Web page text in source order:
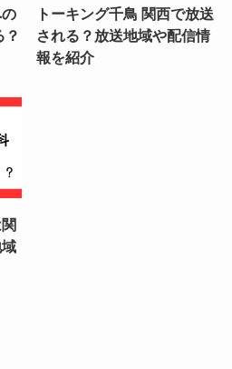
？
トーキング千鳥 関西で放送
される？放送地域や配信情
報を紹介